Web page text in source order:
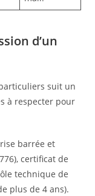
d’un
suit un
à respecter pour
barrée et
certificat de
technique de
plus de 4 ans).